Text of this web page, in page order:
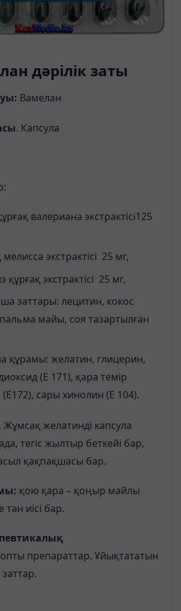
дәрілік заты
Вамелан
. Капсула
валериана экстрактісі125
экстрактісі 25 мг,
экстрактісі 25 мг,
заттары: лецитин, кокос
майы, соя тазартылған
құрамы: желатин, глицерин,
(Е 171), қара темір
(Е172), сары хинолин (Е 104).
. Жұмсақ желатинді капсула
тегіс жылтыр беткейі бар,
қақпақшасы бар.
қою қара – қоңыр майлы
тән иісі бар.
препараттар. Ұйықтататын